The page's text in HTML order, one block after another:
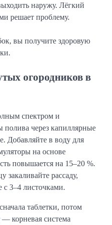
наружу. Лёгкий
решает проблему.
вы получите здоровую
огородников в
спектром и
полива через капиллярные
Добавляйте в воду для
на основе
повышается на 15–20 %.
закаливайте рассаду,
3–4 листочками.
таблетки, потом
— корневая система